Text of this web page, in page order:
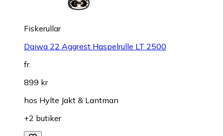
Fiskerullar
Daiwa 22 Aggrest Haspelrulle LT 2500
fr.
899 kr
hos Hylte Jakt & Lantman
+2 butiker